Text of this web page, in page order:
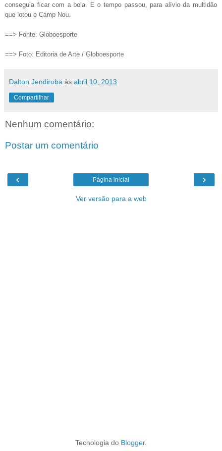
conseguia ficar com a bola. E o tempo passou, para alívio da multidão
que lotou o Camp Nou.
==> Fonte: Globoesporte
==> Foto: Editoria de Arte / Globoesporte
Dalton Jendiroba às abril 10, 2013
Compartilhar
Nenhum comentário:
Postar um comentário
‹ ›
Página inicial
Ver versão para a web
Tecnologia do Blogger.